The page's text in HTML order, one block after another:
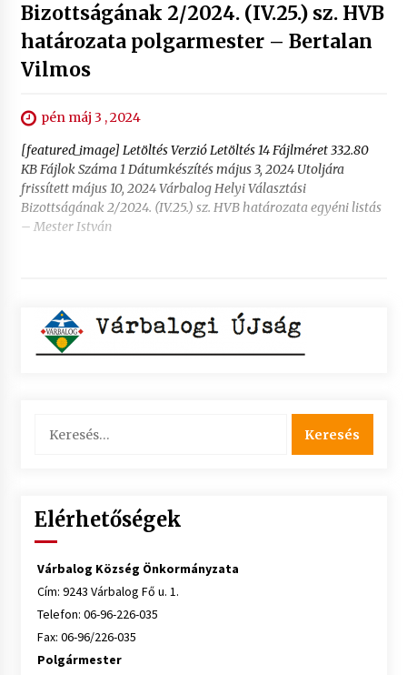
Bizottságának 2/2024. (IV.25.) sz. HVB
határozata polgarmester – Bertalan
Vilmos
pén máj 3 , 2024
[featured_image] Letöltés Verzió Letöltés 14 Fájlméret 332.80
KB Fájlok Száma 1 Dátumkészítés május 3, 2024 Utoljára
frissített május 10, 2024 Várbalog Helyi Választási
Bizottságának 2/2024. (IV.25.) sz. HVB határozata egyéni listás
– Mester István
Elérhetőségek
Várbalog Község Önkormányzata
Cím: 9243 Várbalog Fő u. 1.
Telefon: 06-96-226-035
Fax: 06-96/226-035
Polgármester